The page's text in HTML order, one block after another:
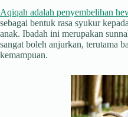
Aqiqah adalah penyembelihan
sebagai bentuk rasa syukur
anak. Ibadah ini merupakan
sangat boleh anjurkan, terutama
kemampuan.